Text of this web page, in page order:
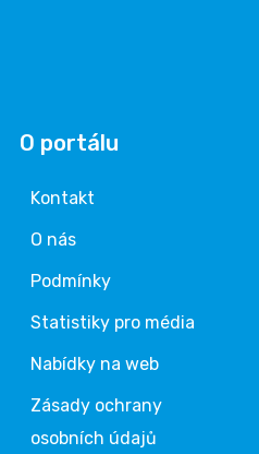
O portálu
Kontakt
O nás
Podmínky
Statistiky pro média
Nabídky na web
Zásady ochrany
osobních údajů